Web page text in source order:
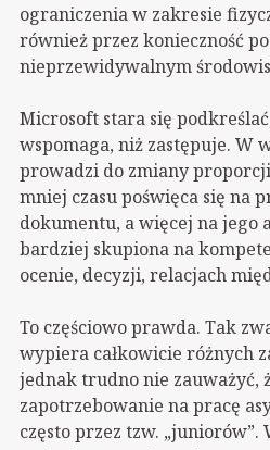
ograniczenia w zakresie
również przez konieczność
nieprzewidywalnym
Microsoft stara się
wspomaga, niż zastępuje. W
prowadzi do zmiany
mniej czasu poświęca się na
dokumentu, a więcej na jego
bardziej skupiona na
ocenie, decyzji, relacjach
To częściowo prawda. Tak
wypiera całkowicie różnych
jednak trudno nie zauważyć,
zapotrzebowanie na pracę
często przez tzw. „juniorów”.